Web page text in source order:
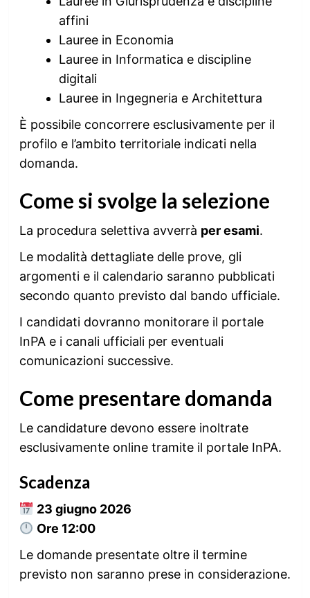
affini
Lauree in Economia
Lauree in Informatica e discipline
digitali
Lauree in Ingegneria e Architettura
È possibile concorrere esclusivamente per il
profilo e l’ambito territoriale indicati nella
domanda.
Come si svolge la selezione
La procedura selettiva avverrà per esami.
Le modalità dettagliate delle prove, gli
argomenti e il calendario saranno pubblicati
secondo quanto previsto dal bando ufficiale.
I candidati dovranno monitorare il portale
InPA e i canali ufficiali per eventuali
comunicazioni successive.
Come presentare domanda
Le candidature devono essere inoltrate
esclusivamente online tramite il portale InPA.
Scadenza
23 giugno 2026
Ore 12:00
Le domande presentate oltre il termine
previsto non saranno prese in considerazione.